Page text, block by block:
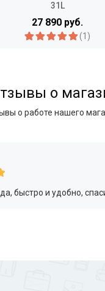
31L
27 890 руб.
(1)
о
о работе нашего
быстро и удобно,